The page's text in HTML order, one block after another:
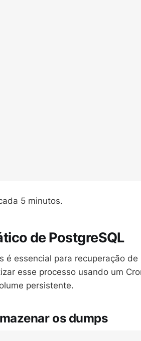
5 minutos.
de PostgreSQL
é essencial para recuperação de
esse processo usando um
persistente.
os dumps